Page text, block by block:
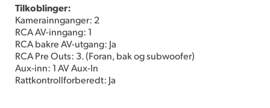
Tilkoblinger:
Kamerainnganger: 2
RCA AV-inngang: 1
RCA bakre AV-utgang: Ja
RCA Pre Outs: 3. (Foran, bak og subwoofer)
Aux-inn: 1 AV Aux-In
Rattkontrollforberedt: Ja